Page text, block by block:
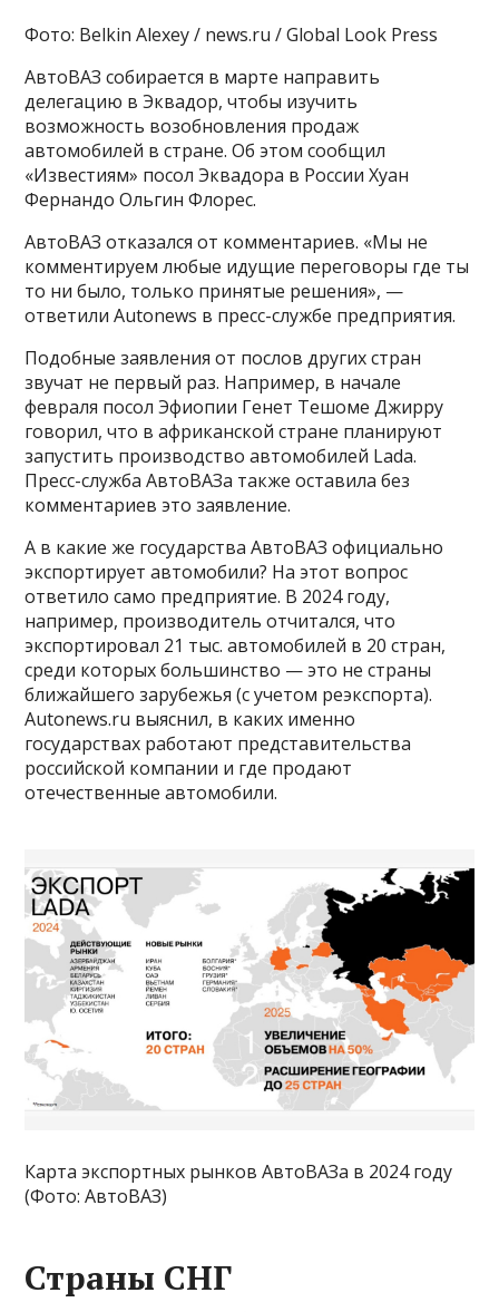
Фото: Belkin Alexey / news.ru / Global Look Press
АвтоВАЗ собирается в марте направить
делегацию в Эквадор, чтобы изучить
возможность возобновления продаж
автомобилей в стране. Об этом сообщил
«Известиям» посол Эквадора в России Хуан
Фернандо Ольгин Флорес.
АвтоВАЗ отказался от комментариев. «Мы не
комментируем любые идущие переговоры где ты
то ни было, только принятые решения», —
ответили Autonews в пресс-службе предприятия.
Подобные заявления от послов других стран
звучат не первый раз. Например, в начале
февраля посол Эфиопии Генет Тешоме Джирру
говорил, что в африканской стране планируют
запустить производство автомобилей Lada.
Пресс-служба АвтоВАЗа также оставила без
комментариев это заявление.
А в какие же государства АвтоВАЗ официально
экспортирует автомобили? На этот вопрос
ответило само предприятие. В 2024 году,
например, производитель отчитался, что
экспортировал 21 тыс. автомобилей в 20 стран,
среди которых большинство — это не страны
ближайшего зарубежья (с учетом реэкспорта).
Autonews.ru выяснил, в каких именно
государствах работают представительства
российской компании и где продают
отечественные автомобили.
Карта экспортных рынков АвтоВАЗа в 2024 году
(Фото: АвтоВАЗ)
Страны СНГ